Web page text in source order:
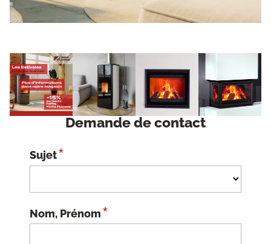
Demande de contact
Sujet*
Nom, Prénom*